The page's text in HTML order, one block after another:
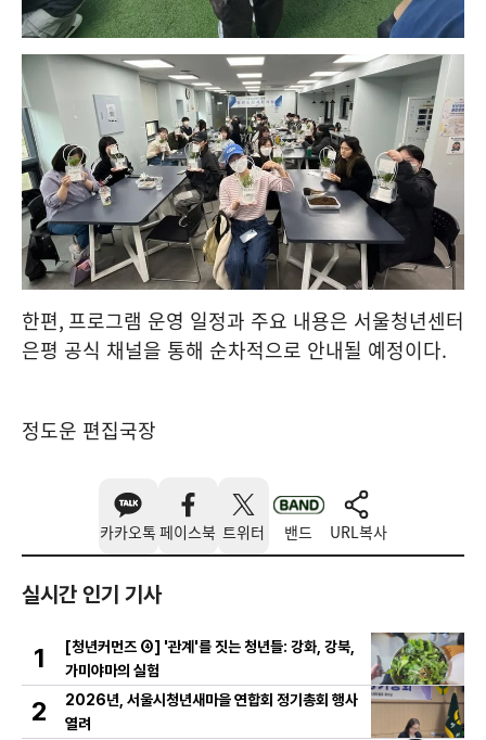
한편, 프로그램 운영 일정과 주요 내용은 서울청년센터
은평 공식 채널을 통해 순차적으로 안내될 예정이다.
정도운 편집국장
카카오톡 페이스북 트위터 밴드 URL복사
실시간 인기 기사
1
[청년커먼즈 ④] '관계'를 짓는 청년들: 강화, 강북,
가미야마의 실험
2
2026년, 서울시청년새마을 연합회 정기총회 행사
열려